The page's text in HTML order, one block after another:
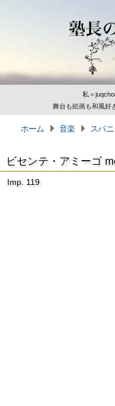
私＝juqcho
舞台も絵画も和風好
ホーム 音楽 スパ
ビセンテ・アミーゴ
Imp. 119